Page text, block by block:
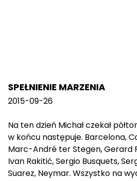
SPEŁNIENIE MARZENIA
2015-09-26
Na ten dzień Michał czekał
w końcu następuje. Barcelona,
Marc-André ter Stegen, Gerard
Ivan Rakitić, Sergio Busquets,
Suarez, Neymar. Wszystko na